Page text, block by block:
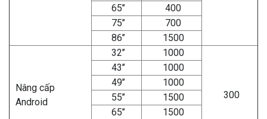
65’’
400
75’’
700
86’’
1500
Nâng cấp
Android
32’’ 1000
300
43’’
1000
49’’
1000
55’’
1500
65’’
1500